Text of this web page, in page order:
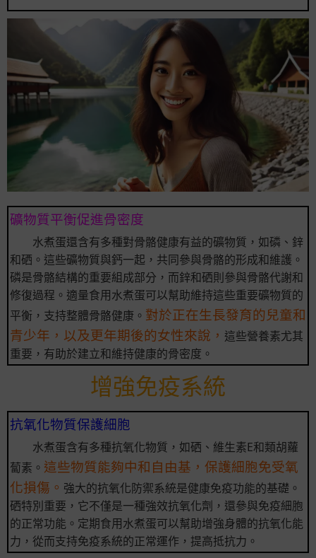
礦物質平衡促進骨密度
水煮蛋還含有多種對骨骼健康有益的礦物質，如磷、鋅
和硒。這些礦物質與鈣一起，共同參與骨骼的形成和維護。
磷是骨骼結構的重要組成部分，而鋅和硒則參與骨骼代謝和
修復過程。適量食用水煮蛋可以幫助維持這些重要礦物質的
平衡，支持整體骨骼健康。 對於正在生長發育的兒童和
青少年，以及更年期後的女性來說， 這些營養素尤其
重要，有助於建立和維持健康的骨密度。
增強免疫系統
抗氧化物質保護細胞
水煮蛋含有多種抗氧化物質，如硒、維生素E和類胡蘿
蔔素。 這些物質能夠中和自由基，保護細胞免受氧
化損傷。 強大的抗氧化防禦系統是健康免疫功能的基礎。
硒特別重要，它不僅是一種強效抗氧化劑，還參與免疫細胞
的正常功能。定期食用水煮蛋可以幫助增強身體的抗氧化能
力，從而支持免疫系統的正常運作，提高抵抗力。